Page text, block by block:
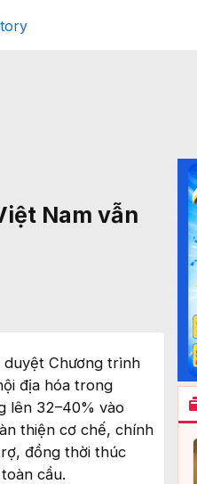
Nam vẫn
duyệt Chương trình
địa hóa trong
lên 32–40% vào
thiện cơ chế, chính
đồng thời thúc
cầu.